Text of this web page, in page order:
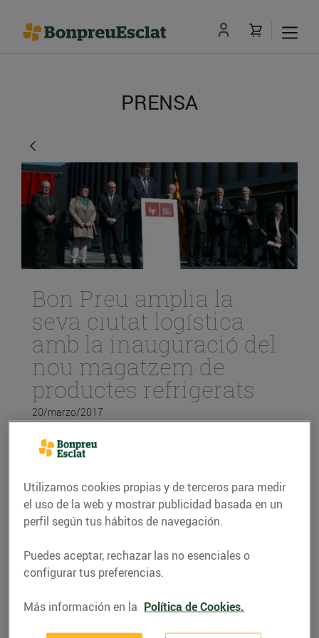
PRENSA
Bon Preu amplia la
seva ciutat logística
amb la inauguració del
nou magatzem de
productes refrigerats
20/marzo/2017
El Grup ha invertit 38 milions d’euros en
generarà 200 nous llocs de treball
El nou magatzem té una dimensió de
23.000 m², amb el que el Grup amplia la
actuals
El nou magatzem compta amb la
més gran i amb més potència de
Utilizamos cookies propias y de terceros para medir
el uso de la web y mostrar publicidad basada en un
perfil según tus hábitos de navegación.
Puedes aceptar, rechazar las no esenciales o
configurar tus preferencias.
Más información en la Política de Cookies.